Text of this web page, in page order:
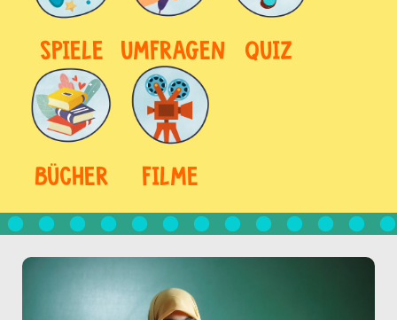
SPIELE UMFRAGEN QUIZ
BÜCHER FILME